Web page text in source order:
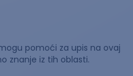
pomoći za upis na ovaj
znanje iz tih oblasti.